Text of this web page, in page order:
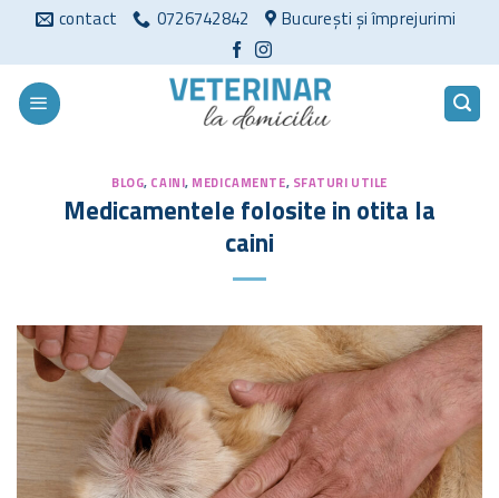
conținut
contact 0726742842 București și împrejurimi
BLOG, CAINI, MEDICAMENTE, SFATURI UTILE
Medicamentele folosite in otita la
caini